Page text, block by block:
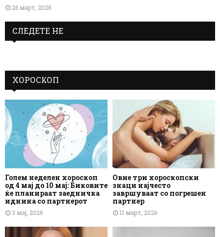
26 март, 2026
СЛЕДЕТЕ НЕ
ХОРОСКОП
Голем неделен хороскоп
од 4 мај до 10 мај: Биковите
ќе планираат заедничка
иднина со партнерот
3 мај, 2026
Овие три хороскопски
знаци најчесто
завршуваат со погрешен
партнер
11 март, 2026